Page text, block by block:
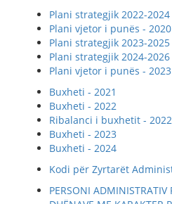
Plani strategjik 2022-2024
Plani vjetor i punës - 2020
Plani strategjik 2023-2025
Plani strategjik 2024-2026
Plani vjetor i punës - 2023
Buxheti - 2021
Buxheti - 2022
Ribalanci i buxhetit - 2022
Buxheti - 2023
Buxheti - 2024
Kodi për Zyrtarët
PERSONI ADMINISTRATIV